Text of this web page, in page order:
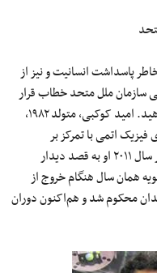
پاسداشت انسانیت و نیز از
سازمان ملل متحد خطاب قرار
می‌دهیم تا در برابر بی‌عدالتی واکنش نشان دهید. امید کوکبی، متولد ۱۹۸۲،
اتمی با تمرکز بر
پژوهش‌های لیزری در دانشگاه تگزاس است. در سال ۲۰۱۱ او به قصد دیدار
همان سال هنگام خروج از
محکوم شد و هم‌اکنون دوران